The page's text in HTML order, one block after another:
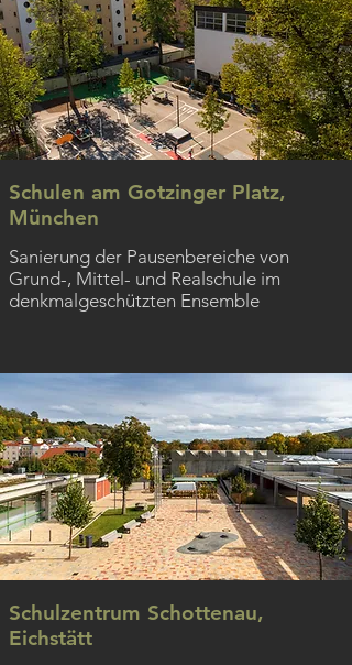
Sanierung der Pausenbereiche von
Grund-, Mittel- und Realschule im
denkmalgeschützten Ensemble
Schulen am Gotzinger Platz,
München
Schulzentrum Schottenau,
Eichstätt